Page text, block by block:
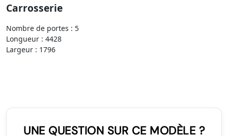
Carrosserie
Nombre de portes : 5
Longueur : 4428
Largeur : 1796
UNE QUESTION SUR CE MODÈLE ?